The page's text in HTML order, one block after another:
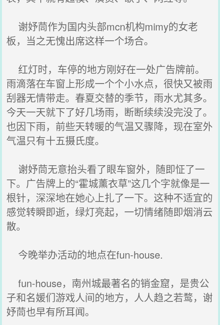
谢妤茼作为国内头部mcn机构mimy的女老
板，当之无愧出席这样一个场合。
红灯时，车停的地方刚好在一处广告牌前。
雨滴落在车窗上形成一个个小水点，很快又被雨
刮器无情带走。春夏交替的季节，雨水尤其多。
今天一天就下了好几场雨，断断续续没完没了。
也因下雨，前些天转暖的气温又骤降，现在室外
气温只有十五摄氏度。
谢妤茼无意抬头看了眼车窗外，随即怔了一
下。广告牌上的“霍城薰衣草”这几个字就像是一
根针，深深地在她心上扎了一下。这种不适宜的
感觉转瞬即逝，绿灯亮起，一切情绪随即烟消云
散。
今晚举办活动的地点在fun-house.
fun-house，南州城最著名的销金窟，是贵公
子和名媛们游戏人间的地方，人人趋之若鹜，谢
妤茼也早有所耳闻。